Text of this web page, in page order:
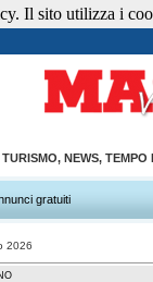
NEWS,
gratuiti
2026
Il sito utilizza i